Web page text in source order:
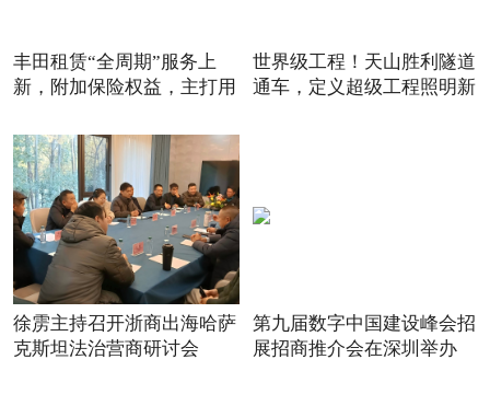
丰田租赁“全周期”服务上
新，附加保险权益，主打用
世界级工程！天山胜利隧道
通车，定义超级工程照明新
徐雳主持召开浙商出海哈萨
克斯坦法治营商研讨会
第九届数字中国建设峰会招
展招商推介会在深圳举办